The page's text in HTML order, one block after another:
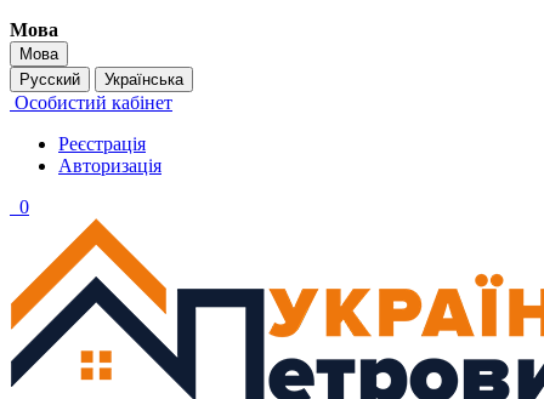
Мова
Мова
Русский
Українська
Особистий кабінет
Реєстрація
Авторизація
0